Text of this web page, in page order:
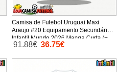
Camisa de Futebol Uruguai Maxi
Araujo #20 Equipamento Secundário
Infantil Mundo 2026 Manga Curta (+
Calças curtas)
91.88€ 36.75€